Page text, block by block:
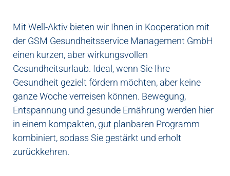
Mit Well-Aktiv bieten wir Ihnen in Kooperation mit
der GSM Gesundheitsservice Management GmbH
einen kurzen, aber wirkungsvollen
Gesundheitsurlaub. Ideal, wenn Sie Ihre
Gesundheit gezielt fördern möchten, aber keine
ganze Woche verreisen können. Bewegung,
Entspannung und gesunde Ernährung werden hier
in einem kompakten, gut planbaren Programm
kombiniert, sodass Sie gestärkt und erholt
zurückkehren.